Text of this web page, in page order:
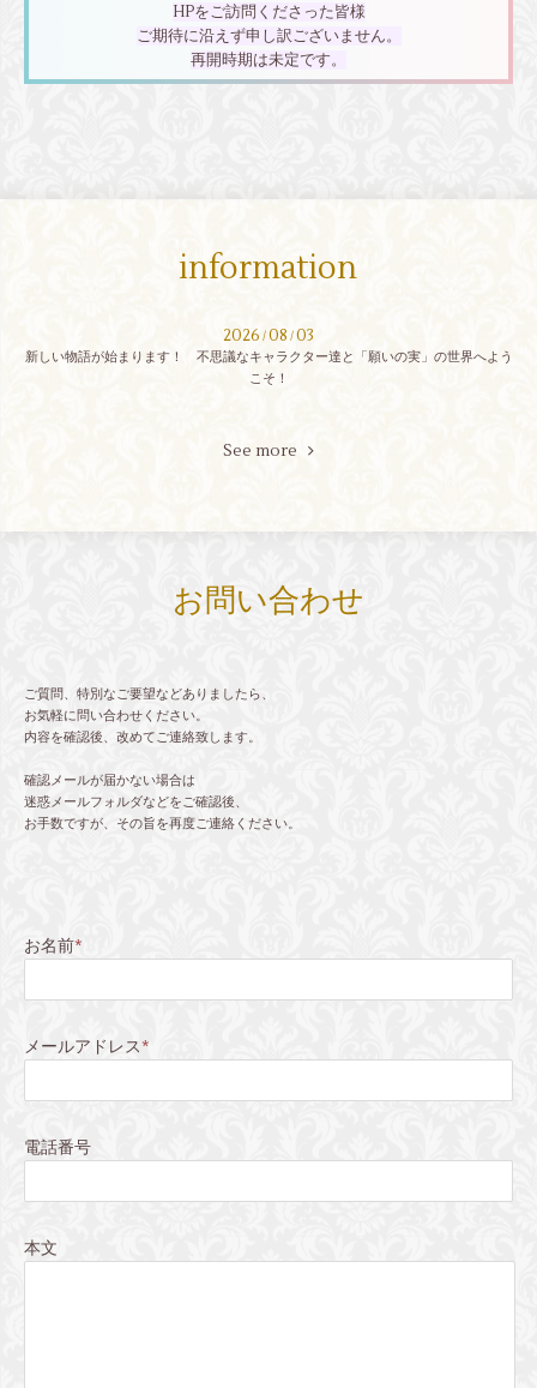
HPをご訪問くださった皆様
ご期待に沿えず申し訳ございません。
再開時期は未定です。
information
2026 /08 /03
新しい物語が始まります！ 不思議なキャラクター達と「願いの実」の世界へよう
こそ！
See more
お問い合わせ
ご質問、特別なご要望などありましたら、
お気軽に問い合わせください。
内容を確認後、改めてご連絡致します。
確認メールが届かない場合は
迷惑メールフォルダなどをご確認後、
お手数ですが、その旨を再度ご連絡ください。
お名前*
メールアドレス*
電話番号
本文